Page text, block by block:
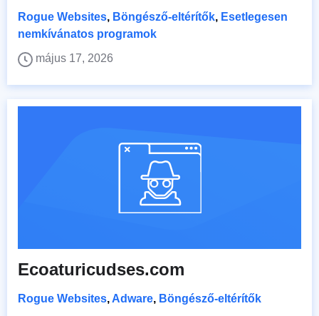
Rogue Websites, Böngésző-eltérítők, Esetlegesen
nemkívánatos programok
május 17, 2026
Ecoaturicudses.com
Rogue Websites,Adware, Böngésző-eltérítők